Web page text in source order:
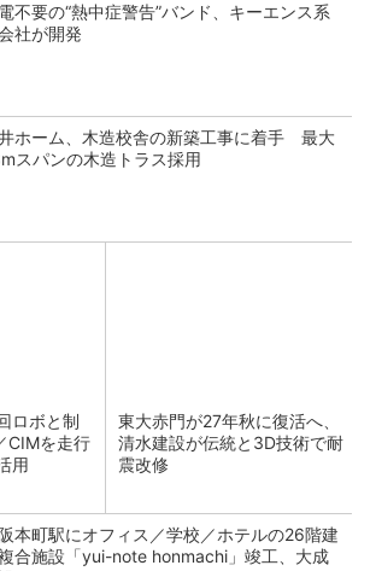
不要の“熱中症警告”バンド、キーエンス系
社が開発
ホーム、木造校舎の新築工事に着手 最大
スパンの木造トラス採用
ロボと制
を走行
用
東大赤門が27年秋に復活へ、
清水建設が伝統と3D技術で耐
震改修
本町駅にオフィス／学校／ホテルの26階建
合施設「yui-note honmachi」竣工、大成